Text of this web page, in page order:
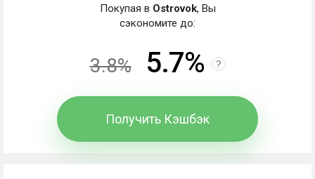
Покупая в Ostrovok, Вы
сэкономите до:
3.8% 5.7% ?
Получить Кэшбэк